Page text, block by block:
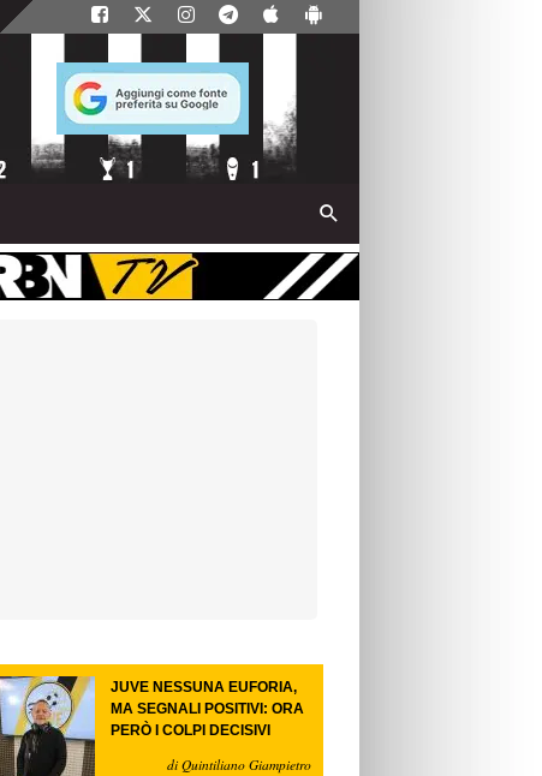
JUVE NESSUNA EUFORIA,
MA SEGNALI POSITIVI: ORA
PERÒ I COLPI DECISIVI
di Quintiliano Giampietro